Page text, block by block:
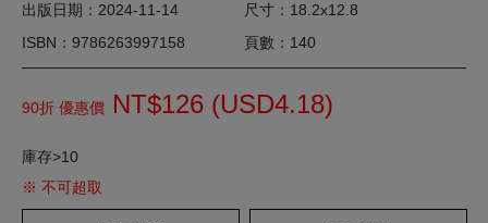
出版日期：2024-11-14
尺寸：18.2x12.8
ISBN：9786263997158
頁數：140
90折 優惠價 NT$126 (USD4.18)
庫存>10
※ 不可超取